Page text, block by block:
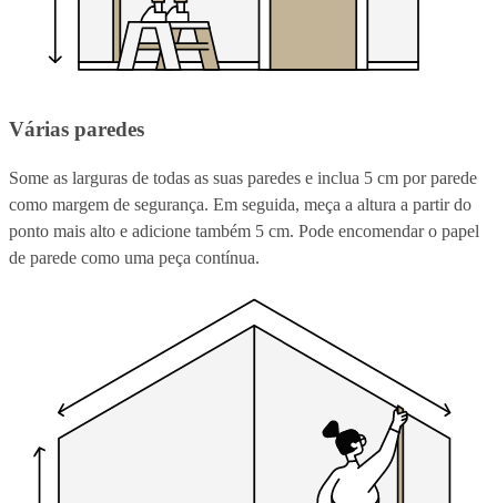
Várias paredes
Some as larguras de todas as suas paredes e inclua 5 cm por parede
como margem de segurança. Em seguida, meça a altura a partir do
ponto mais alto e adicione também 5 cm. Pode encomendar o papel
de parede como uma peça contínua.